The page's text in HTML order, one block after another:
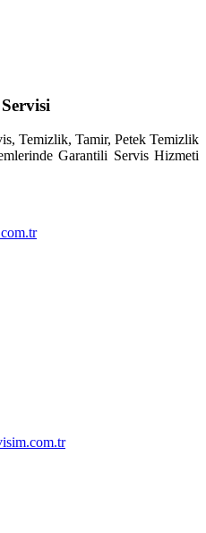
Temizlik, Tamir, Petek Temizlik
Garantili Servis Hizmeti